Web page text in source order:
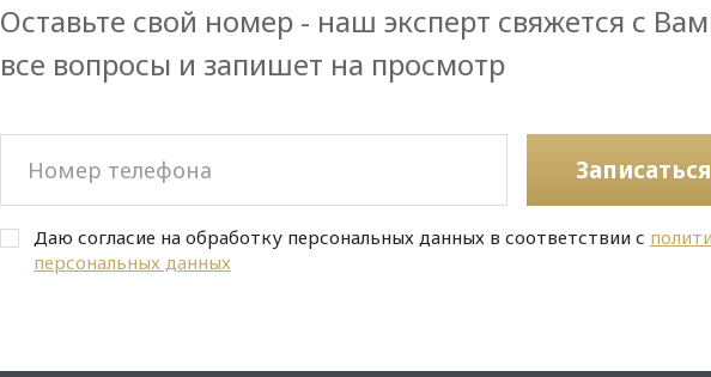
Оставьте свой номер - наш эксперт свяжется с
все вопросы и запишет на просмотр
Даю согласие на обработку персональных данных в соответствии с
персональных данных